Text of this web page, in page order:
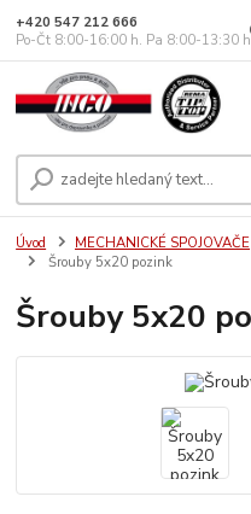
+420 547 212 666
Po-Čt 8:00-16:00 h. Pa 8:00-13:30
Úvod MECHANICKÉ SPOJOVAČE
Šrouby 5x20 pozink
Šrouby 5x20